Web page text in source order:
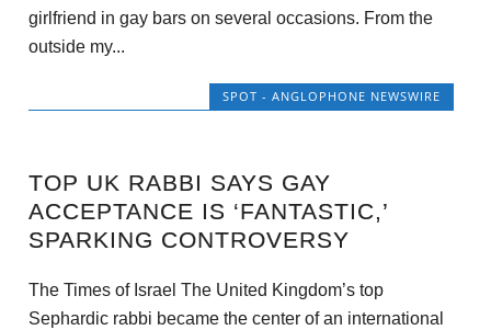
girlfriend in gay bars on several occasions. From the
outside my...
SPOT - ANGLOPHONE NEWSWIRE
TOP UK RABBI SAYS GAY
ACCEPTANCE IS ‘FANTASTIC,’
SPARKING CONTROVERSY
The Times of Israel The United Kingdom’s top
Sephardic rabbi became the center of an international